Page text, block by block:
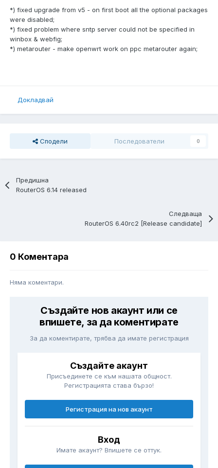
*) fixed upgrade from v5 - on first boot all the optional packages
were disabled;
*) fixed problem where sntp server could not be specified in
winbox & webfig;
*) metarouter - make openwrt work on ppc metarouter again;
Докладвай
Сподели Последователи 0
Предишна
RouterOS 6.14 released
Следваща
RouterOS 6.40rc2 [Release candidate]
0 Коментара
Няма коментари.
Създайте нов акаунт или се
впишете, за да коментирате
За да коментирате, трябва да имате регистрация
Създайте акаунт
Присъединете се към нашата общност.
Регистрацията става бързо!
Регистрация на нов акаунт
Вход
Имате акаунт? Впишете се оттук.